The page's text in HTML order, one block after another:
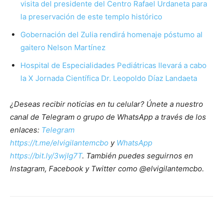
visita del presidente del Centro Rafael Urdaneta para
la preservación de este templo histórico
Gobernación del Zulia rendirá homenaje póstumo al
gaitero Nelson Martínez
Hospital de Especialidades Pediátricas llevará a cabo
la X Jornada Científica Dr. Leopoldo Díaz Landaeta
¿Deseas recibir noticias en tu celular? Únete a nuestro
canal de Telegram o grupo de WhatsApp a través de los
enlaces: Telegram
https://t.me/elvigilantemcbo y WhatsApp
https://bit.ly/3wjIg7T. También puedes seguirnos en
Instagram, Facebook y Twitter como @elvigilantemcbo.